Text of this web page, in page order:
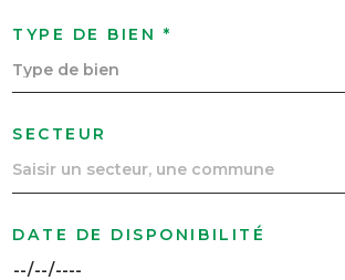
TYPE DE BIEN *
Type de bien
SECTEUR
DATE DE DISPONIBILITÉ